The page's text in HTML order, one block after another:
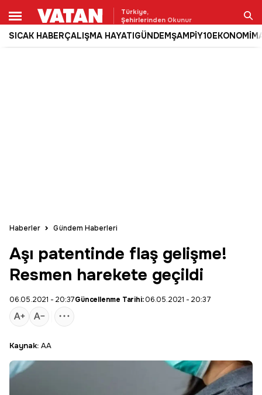
Türkiye,
Şehirlerinden Okunur
SICAK HABERÇALIŞMA HAYATIGÜNDEMŞAMPİY10EKONOMİ
Ara
Haberler Gündem Haberleri
Aşı patentinde flaş gelişme!
Resmen harekete geçildi
06.05.2021 - 20:37Güncellenme Tarihi:06.05.2021 - 20:37
Kaynak: AA